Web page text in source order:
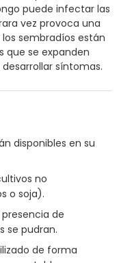
puede infectar las
vez provoca una
sembradíos están
que se expanden
síntomas.
disponibles en su
no
o soja).
de
se pudran.
de forma